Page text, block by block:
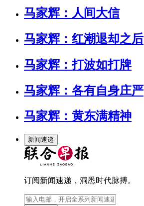
马家辉：人间大信
马家辉：红潮退却之后
马家辉：打波如打牌
马家辉：各有自身庄严
马家辉：黄东满精神
新闻速递
订阅新闻速递，洞悉时代脉搏。